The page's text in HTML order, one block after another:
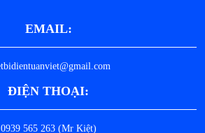
EMAIL:
ĐIỆN THOẠI:
0939 565 263 (Mr Kiệt)